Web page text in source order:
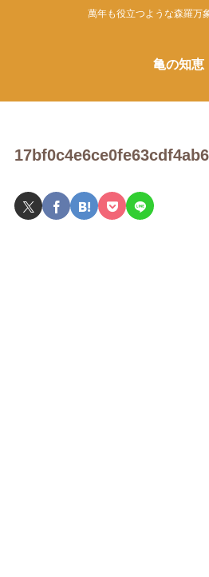
萬年も役立つような森羅万
亀の知恵